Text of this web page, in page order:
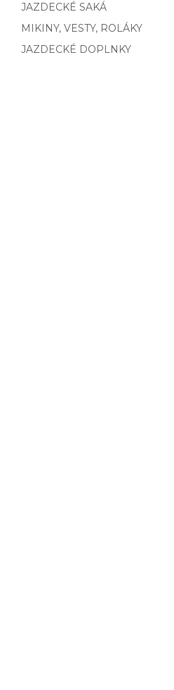
JAZDECKÉ SAKÁ
MIKINY, VESTY, ROLÁKY
JAZDECKÉ DOPLNKY